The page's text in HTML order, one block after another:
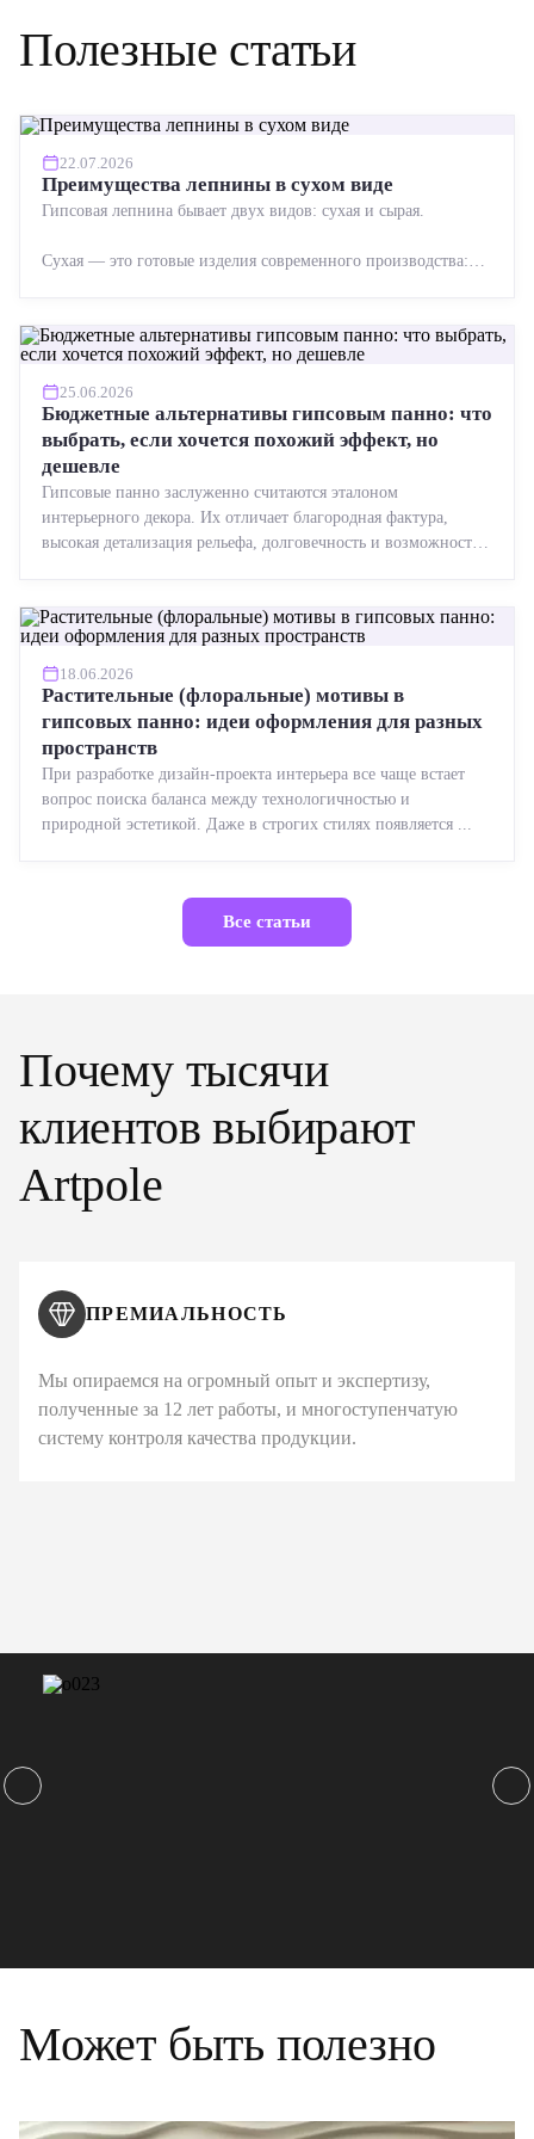
Полезные статьи
22.07.2026
Преимущества лепнины в сухом виде
Гипсовая лепнина бывает двух видов: сухая и сырая.
Сухая — это готовые изделия современного производства:
25.06.2026
Бюджетные альтернативы гипсовым панно: что
выбрать, если хочется похожий эффект, но
дешевле
Гипсовые панно заслуженно считаются эталоном
интерьерного декора. Их отличает благородная фактура,
высокая детализация рельефа, долговечность и возможность
18.06.2026
Растительные (флоральные) мотивы в
гипсовых панно: идеи оформления для разных
пространств
При разработке дизайн-проекта интерьера все чаще встает
вопрос поиска баланса между технологичностью и
природной эстетикой. Даже в строгих стилях появляется ...
Все статьи
Почему тысячи
клиентов выбирают
Artpole
ПРЕМИАЛЬНОСТЬ
Мы опираемся на огромный опыт и экспертизу,
полученные за 12 лет работы, и многоступенчатую
систему контроля качества продукции.
Может быть полезно